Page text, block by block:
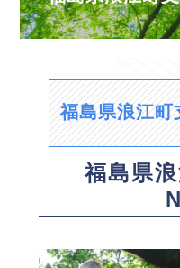
福島県浪江町
福島県